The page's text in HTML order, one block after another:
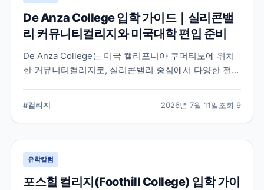
De Anza College 입학 가이드｜실리콘밸
리 커뮤니티컬리지와 미국대학 편입 준비
De Anza College는 미국 캘리포니아 쿠퍼티노에 위치
한 커뮤니티컬리지로, 실리콘밸리 중심에서 다양한 전공
으로 정리했습니다.
#컬리지 2026년 7월 11일조회 9
유학칼럼
포스힐 컬리지(Foothill College) 입학 가이